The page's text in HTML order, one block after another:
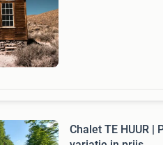
Chalet TE HUUR